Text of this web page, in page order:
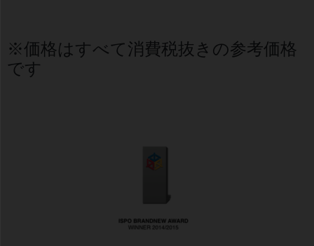
※価格はすべて消費税抜きの参考価格
です